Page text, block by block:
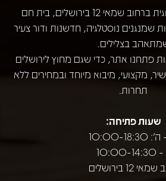
חנות תקליטים מיתולוגית ברחוב שמאי 12 בירושלים, בית חם
שמנגנים נוסטלגיה, חדשנות ודור צעיר
בצלילים.
פתחנו אתר, כדי שגם מחוץ לירושלים
מקצועי, מיבוא מיוחד ובמחירים ללא
תחרות.
שעות פתיחה:
18:30
14:30
12 בירושלים